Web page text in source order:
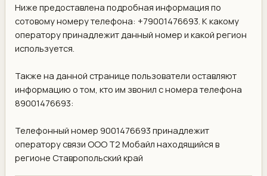
Ниже предоставлена подробная информация по
сотовому номеру телефона: +79001476693. К какому
оператору принадлежит данный номер и какой регион
используется.
Также на данной странице пользователи оставляют
информацию о том, кто им звонил с номера телефона
89001476693:
Телефонный номер 9001476693 принадлежит
оператору связи ООО Т2 Мобайл находящийся в
регионе Ставропольский край